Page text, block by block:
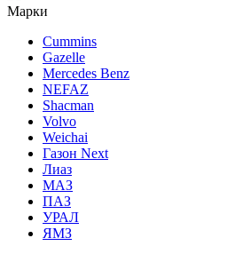
Марки
Cummins
Gazelle
Mercedes Benz
NEFAZ
Shacman
Volvo
Weichai
Газон Next
Лиаз
МАЗ
ПАЗ
УРАЛ
ЯМЗ